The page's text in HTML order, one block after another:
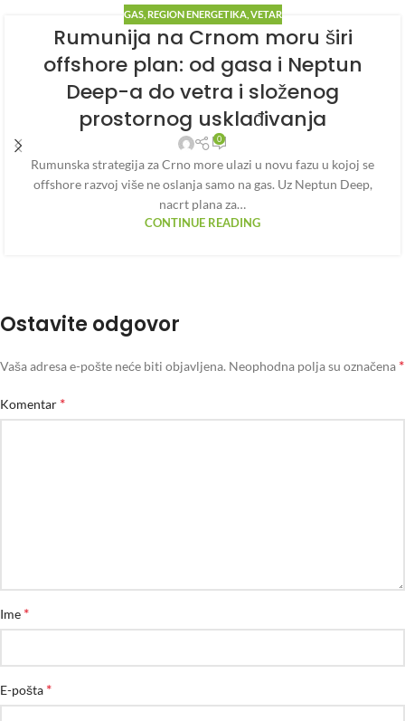
GAS, REGION ENERGETIKA, VETAR
Rumunija na Crnom moru širi
offshore plan: od gasa i Neptun
Deep-a do vetra i složenog
prostornog usklađivanja
0
Rumunska strategija za Crno more ulazi u novu fazu u kojoj se
offshore razvoj više ne oslanja samo na gas. Uz Neptun Deep,
nacrt plana za…
CONTINUE READING
Ostavite odgovor
Vaša adresa e-pošte neće biti objavljena. Neophodna polja su označena *
Komentar *
Ime *
E-pošta *